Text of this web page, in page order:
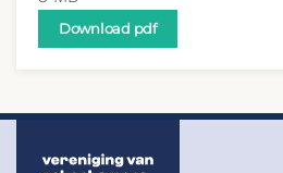
Download pdf